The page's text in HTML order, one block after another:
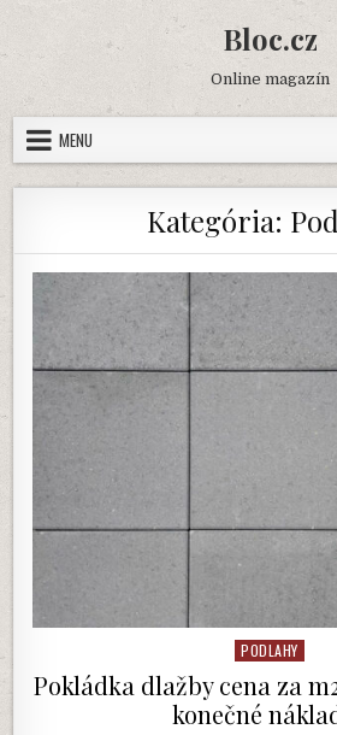
content
Bloc.cz
Online magazín
MENU
Kategória:
Posted
PODLAHY
Pokládka dlažby cena za
konečné